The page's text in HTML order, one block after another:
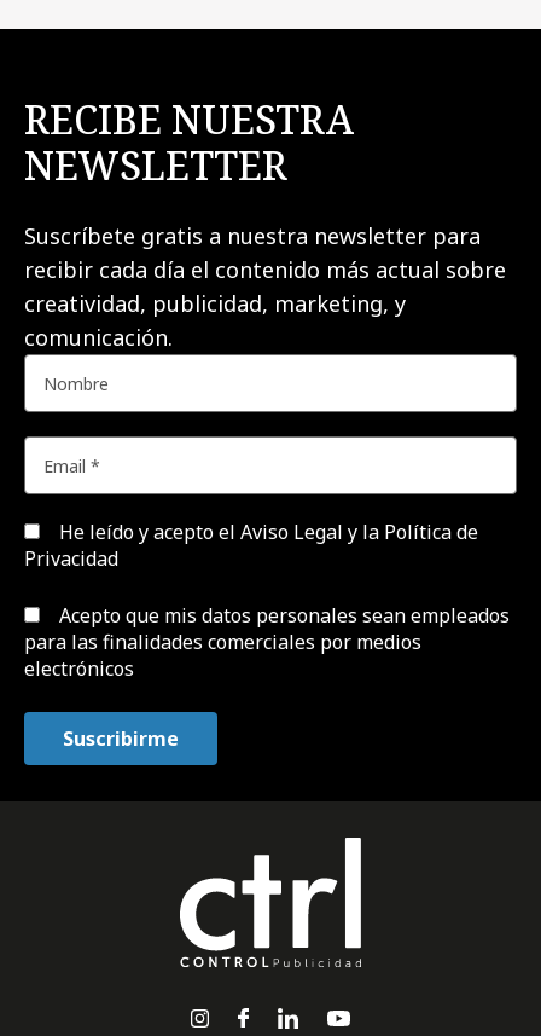
RECIBE NUESTRA
NEWSLETTER
Suscríbete gratis a nuestra newsletter para
recibir cada día el contenido más actual sobre
creatividad, publicidad, marketing, y
comunicación.
He leído y acepto el Aviso Legal y la Política de
Privacidad
Acepto que mis datos personales sean empleados
para las finalidades comerciales por medios
electrónicos